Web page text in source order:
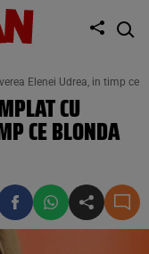
Elenei Udrea, in timp ce
CU
CE BLONDA